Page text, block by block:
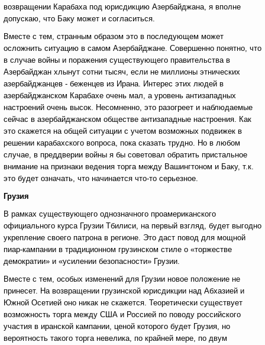
возвращении Карабаха под юрисдикцию Азербайджана, я вполне
допускаю, что Баку может и согласиться.
Вместе с тем, странным образом это в последующем может
осложнить ситуацию в самом Азербайджане. Совершенно понятно, что
в случае войны и поражения существующего правительства в
Азербайджан хлынут сотни тысяч, если не миллионы этнических
азербайджанцев - беженцев из Ирана. Интерес этих людей в
азербайджанском Карабахе очень мал, а уровень антизападных
настроений очень высок. Несомненно, это разогреет и наблюдаемые
сейчас в азербайджанском обществе антизападные настроения. Как
это скажется на общей ситуации с учетом возможных подвижек в
решении карабахского вопроса, пока сказать трудно. Но в любом
случае, в преддверии войны я бы советовал обратить пристальное
внимание на признаки ведения торга между Вашингтоном и Баку, т.к.
это будет означать, что начинается что-то серьезное.
Грузия
В рамках существующего однозначного проамериканского
официального курса Грузии Тбилиси, на первый взгляд, будет выгодно
укрепление своего патрона в регионе. Это даст повод для мощной
пиар-кампании в традиционном грузинском стиле о «торжестве
демократии» и «усилении безопасности» Грузии.
Вместе с тем, особых изменений для Грузии новое положение не
принесет. На возвращении грузинской юрисдикции над Абхазией и
Южной Осетией оно никак не скажется. Теоретически существует
возможность торга между США и Россией по поводу российского
участия в иранской кампании, ценой которого будет Грузия, но
вероятность такого торга невелика, по крайней мере, по двум